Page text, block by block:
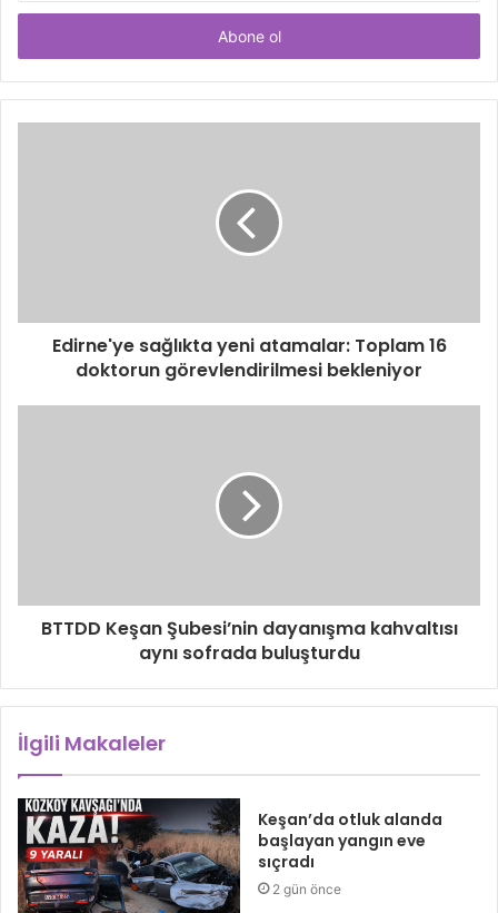
adresinizi
Edirne'ye sağlıkta yeni atamalar: Toplam 16
doktorun görevlendirilmesi bekleniyor
BTTDD Keşan Şubesi’nin dayanışma kahvaltısı
aynı sofrada buluşturdu
İlgili Makaleler
Keşan’da otluk alanda
başlayan yangın eve
sıçradı
2 gün önce